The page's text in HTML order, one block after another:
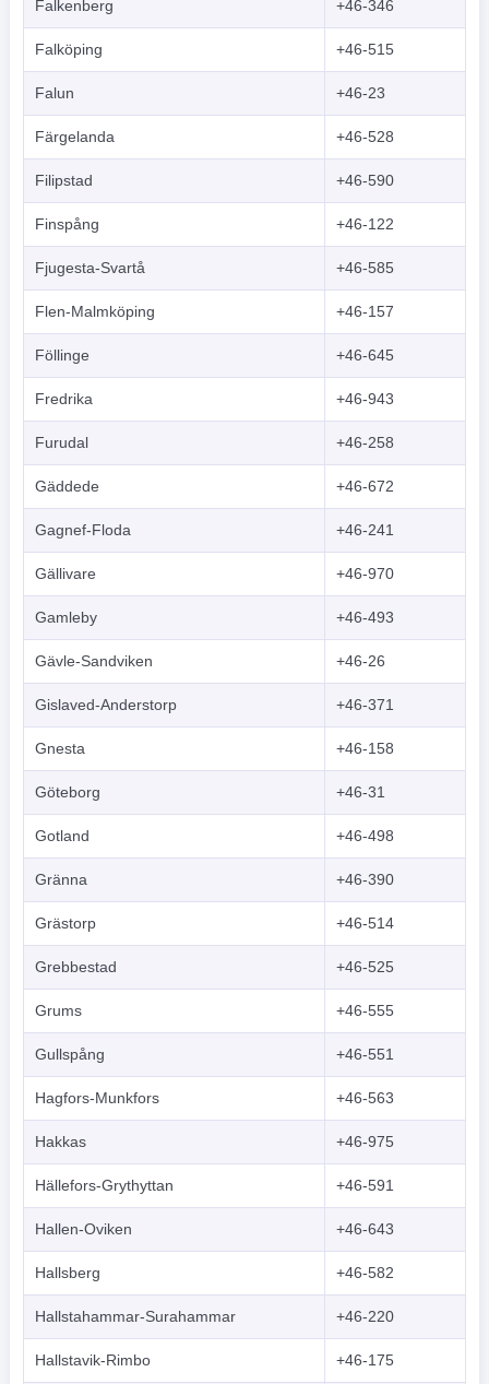
Falkenberg +46-346
Falköping +46-515
Falun +46-23
Färgelanda +46-528
Filipstad +46-590
Finspång +46-122
Fjugesta-Svartå +46-585
Flen-Malmköping +46-157
Föllinge +46-645
Fredrika +46-943
Furudal +46-258
Gäddede +46-672
Gagnef-Floda +46-241
Gällivare +46-970
Gamleby +46-493
Gävle-Sandviken +46-26
Gislaved-Anderstorp +46-371
Gnesta +46-158
Göteborg +46-31
Gotland +46-498
Gränna +46-390
Grästorp +46-514
Grebbestad +46-525
Grums +46-555
Gullspång +46-551
Hagfors-Munkfors +46-563
Hakkas +46-975
Hällefors-Grythyttan +46-591
Hallen-Oviken +46-643
Hallsberg +46-582
Hallstahammar-Surahammar +46-220
Hallstavik-Rimbo +46-175